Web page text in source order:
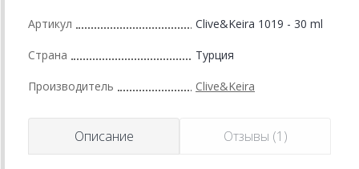
Артикул Clive&Keira 1019 - 30 ml
Страна Турция
Производитель Clive&Keira
Описание Отзывы (1)